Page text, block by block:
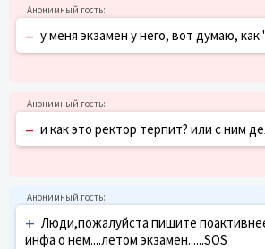
– у меня экзамен у него, вот думаю, как
– и как это ректор терпит? или с ним
+ Люди,пожалуйста пишите
инфа о нем....летом экзамен......SOS